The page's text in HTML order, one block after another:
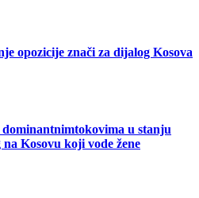
opozicije znači za dijalog Kosova
u stanju
Kosovu koji vode žene